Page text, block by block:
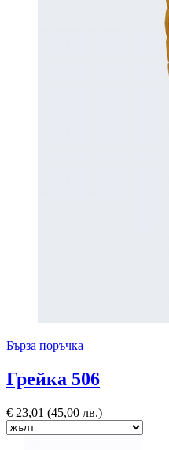
Бърза поръчка
Грейка 506
€ 23,01 (45,00 лв.)